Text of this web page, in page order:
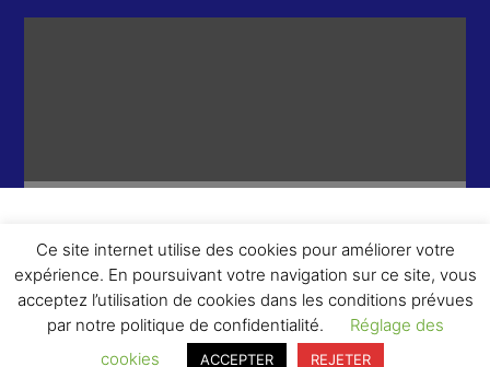
© 2026- Une collaboration 2 ème Round et Yellowpoly. Tous droits
réservés.
Ce site internet utilise des cookies pour améliorer votre
expérience. En poursuivant votre navigation sur ce site, vous
acceptez l’utilisation de cookies dans les conditions prévues
par notre politique de confidentialité.
Réglage des
cookies
ACCEPTER REJETER